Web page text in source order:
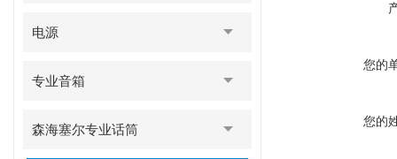
电源
专业音箱
森海塞尔专业话筒
您的
您的